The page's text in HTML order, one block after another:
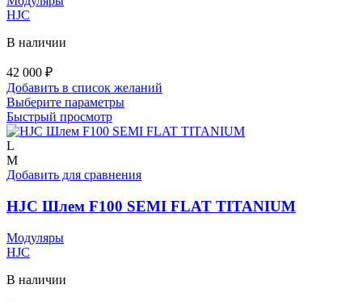
HJC
В наличии
42 000 ₽
Добавить в список желаний
Выберите параметрыЭтот
имеет
Опции
выбрать
на
Быстрый просмотр
L
M
Добавить для сравнения
HJC Шлем F100 SEMI FLAT TITANIUM
Модуляры
HJC
В наличии